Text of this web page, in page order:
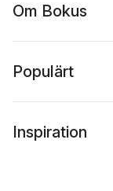
Om Bokus
Populärt
Inspiration